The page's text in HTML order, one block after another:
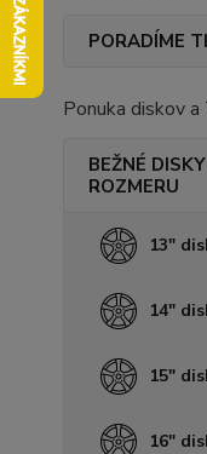
PORADÍME TI
Ponuka diskov
BEŽNÉ
ROZMERU
13"
14"
15"
16"